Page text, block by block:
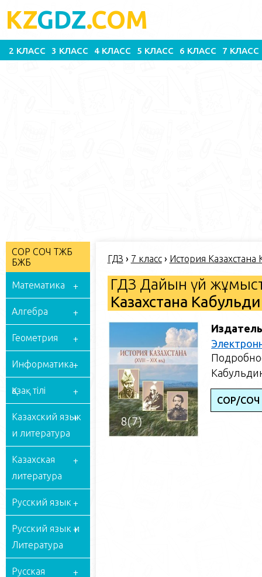
KZGDZ.COM
2 КЛАСС 3 КЛАСС 4 КЛАСС 5 КЛАСС 6 КЛАСС 7 КЛАСС
СОР СОЧ ТЖБ
БЖБ
Математика
Алгебра
Геометрия
Информатика
Қазақ тілі
Казахский язык
и литература
Казахская
литература
Русский язык
Русский язык и
Литература
Русская
ГДЗ › 7 класс› История Казахстана
ГДЗ Дайын үй
Казахстана
СОР/СОЧ